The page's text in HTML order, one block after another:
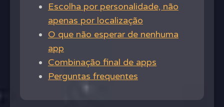
Escolha por personalidade, não
apenas por localização
O que não esperar de nenhuma
app
Combinação final de apps
Perguntas frequentes